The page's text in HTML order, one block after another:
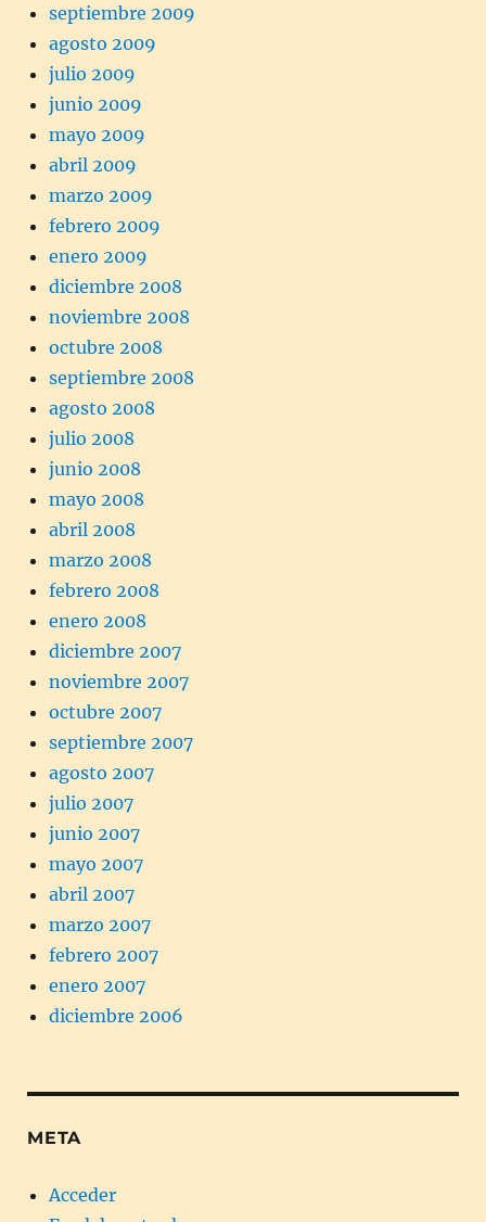
septiembre 2009
agosto 2009
julio 2009
junio 2009
mayo 2009
abril 2009
marzo 2009
febrero 2009
enero 2009
diciembre 2008
noviembre 2008
octubre 2008
septiembre 2008
agosto 2008
julio 2008
junio 2008
mayo 2008
abril 2008
marzo 2008
febrero 2008
enero 2008
diciembre 2007
noviembre 2007
octubre 2007
septiembre 2007
agosto 2007
julio 2007
junio 2007
mayo 2007
abril 2007
marzo 2007
febrero 2007
enero 2007
diciembre 2006
META
Acceder